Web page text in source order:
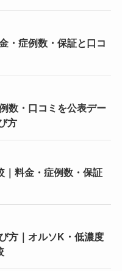
・症例数・保証と口コ
数・口コミを公表デー
方
｜料金・症例数・保証
方｜オルソK・低濃度